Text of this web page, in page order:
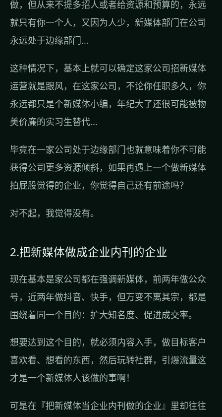
做，但从来不提多招人或者给资源和预算的，永远
就只有你一个人，又因为人少，新媒体部门在公司
永远处于边缘部门...
这种情况下，基本上就可以确定这家公司招新媒体
运营就是跟风，在这家公司，不论你任职多久，你
永远都只是个新媒体小编，年纪大了还很可能被物
美价廉的实习生替代...
毕竟在一家公司处于边缘部门也就意味着你不可能
获得公司更多资源倾斜，如果再遇上一个做新媒体
拍屁股觉得的企业，你觉得自己还有前途吗？
对不起，我觉得没有。
2.把新媒体做成企业内刊的企业
现在基本是家公司都在强调新媒体，前两年做公众
号，近两年做抖音、快手，但万变不离其宗，都是
围绕着同一个目的：扩大知名度、促进成交率。
想要达到这个目的，就必须内容入手，做目标客户
喜欢看、想看的东西，然后玩转社群，引爆流量这
才是一个新媒体人该做的事啊！
可是在『把新媒体当企业内刊做的企业』里却往往